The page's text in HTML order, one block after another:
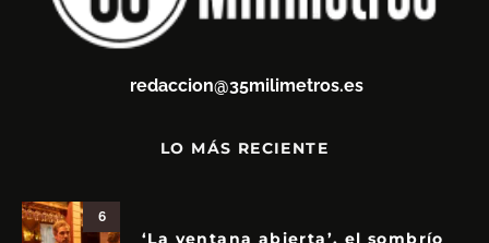
redaccion@35milimetros.es
LO MÁS RECIENTE
6
‘La ventana abierta’, el sombrío